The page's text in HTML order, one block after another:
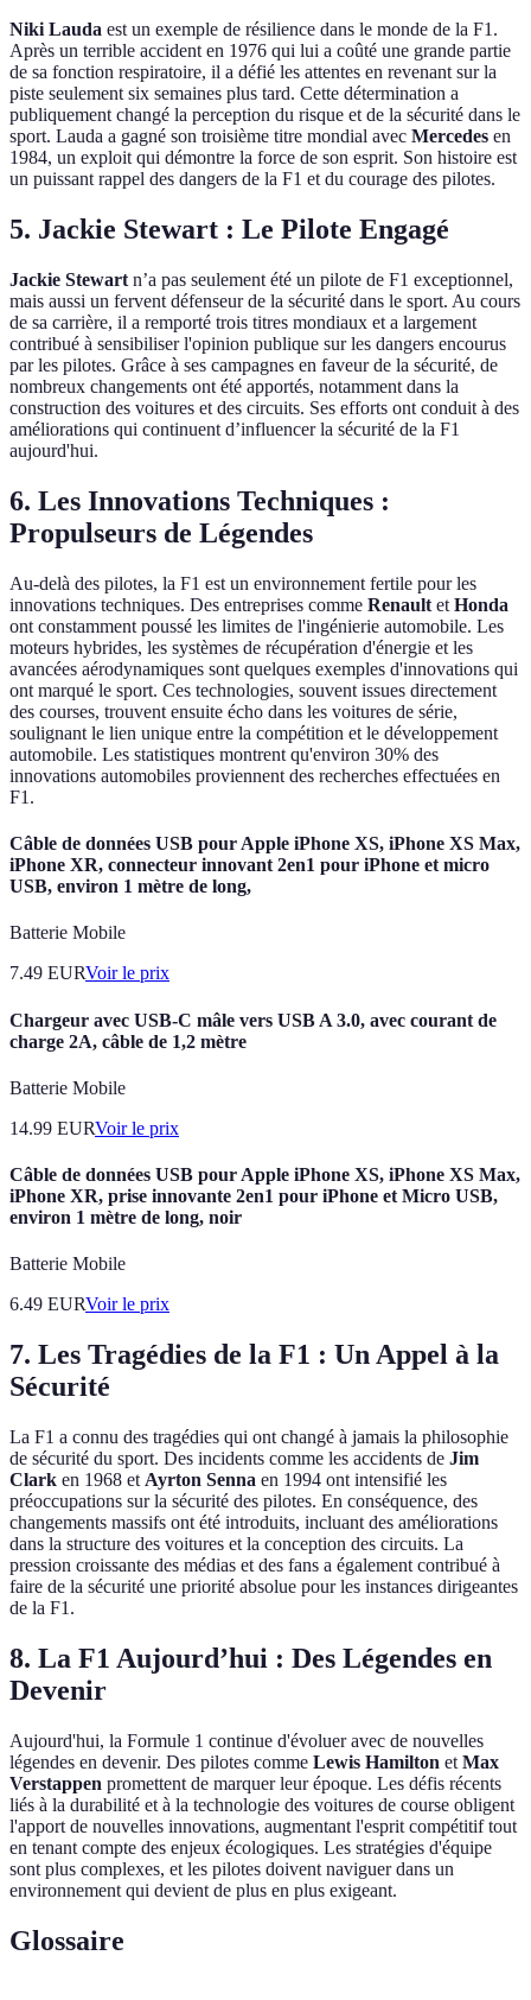
Niki Lauda est un exemple de résilience dans le monde de la F1.
Après un terrible accident en 1976 qui lui a coûté une grande partie
de sa fonction respiratoire, il a défié les attentes en revenant sur la
piste seulement six semaines plus tard. Cette détermination a
publiquement changé la perception du risque et de la sécurité dans le
sport. Lauda a gagné son troisième titre mondial avec Mercedes en
1984, un exploit qui démontre la force de son esprit. Son histoire est
un puissant rappel des dangers de la F1 et du courage des pilotes.
5. Jackie Stewart : Le Pilote Engagé
Jackie Stewart n’a pas seulement été un pilote de F1 exceptionnel,
mais aussi un fervent défenseur de la sécurité dans le sport. Au cours
de sa carrière, il a remporté trois titres mondiaux et a largement
contribué à sensibiliser l'opinion publique sur les dangers encourus
par les pilotes. Grâce à ses campagnes en faveur de la sécurité, de
nombreux changements ont été apportés, notamment dans la
construction des voitures et des circuits. Ses efforts ont conduit à des
améliorations qui continuent d’influencer la sécurité de la F1
aujourd'hui.
6. Les Innovations Techniques :
Propulseurs de Légendes
Au-delà des pilotes, la F1 est un environnement fertile pour les
innovations techniques. Des entreprises comme Renault et Honda
ont constamment poussé les limites de l'ingénierie automobile. Les
moteurs hybrides, les systèmes de récupération d'énergie et les
avancées aérodynamiques sont quelques exemples d'innovations qui
ont marqué le sport. Ces technologies, souvent issues directement
des courses, trouvent ensuite écho dans les voitures de série,
soulignant le lien unique entre la compétition et le développement
automobile. Les statistiques montrent qu'environ 30% des
innovations automobiles proviennent des recherches effectuées en
F1.
Câble de données USB pour Apple iPhone XS, iPhone XS Max,
iPhone XR, connecteur innovant 2en1 pour iPhone et micro
USB, environ 1 mètre de long,
Batterie Mobile
7.49 EURVoir le prix
Chargeur avec USB-C mâle vers USB A 3.0, avec courant de
charge 2A, câble de 1,2 mètre
Batterie Mobile
14.99 EURVoir le prix
Câble de données USB pour Apple iPhone XS, iPhone XS Max,
iPhone XR, prise innovante 2en1 pour iPhone et Micro USB,
environ 1 mètre de long, noir
Batterie Mobile
6.49 EURVoir le prix
7. Les Tragédies de la F1 : Un Appel à la
Sécurité
La F1 a connu des tragédies qui ont changé à jamais la philosophie
de sécurité du sport. Des incidents comme les accidents de Jim
Clark en 1968 et Ayrton Senna en 1994 ont intensifié les
préoccupations sur la sécurité des pilotes. En conséquence, des
changements massifs ont été introduits, incluant des améliorations
dans la structure des voitures et la conception des circuits. La
pression croissante des médias et des fans a également contribué à
faire de la sécurité une priorité absolue pour les instances dirigeantes
de la F1.
8. La F1 Aujourd’hui : Des Légendes en
Devenir
Aujourd'hui, la Formule 1 continue d'évoluer avec de nouvelles
légendes en devenir. Des pilotes comme Lewis Hamilton et Max
Verstappen promettent de marquer leur époque. Les défis récents
liés à la durabilité et à la technologie des voitures de course obligent
l'apport de nouvelles innovations, augmentant l'esprit compétitif tout
en tenant compte des enjeux écologiques. Les stratégies d'équipe
sont plus complexes, et les pilotes doivent naviguer dans un
environnement qui devient de plus en plus exigeant.
Glossaire